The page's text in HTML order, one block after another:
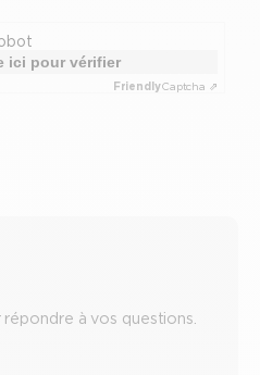
à vos questions.
ici pour vérifier
FriendlyCaptcha ⇗